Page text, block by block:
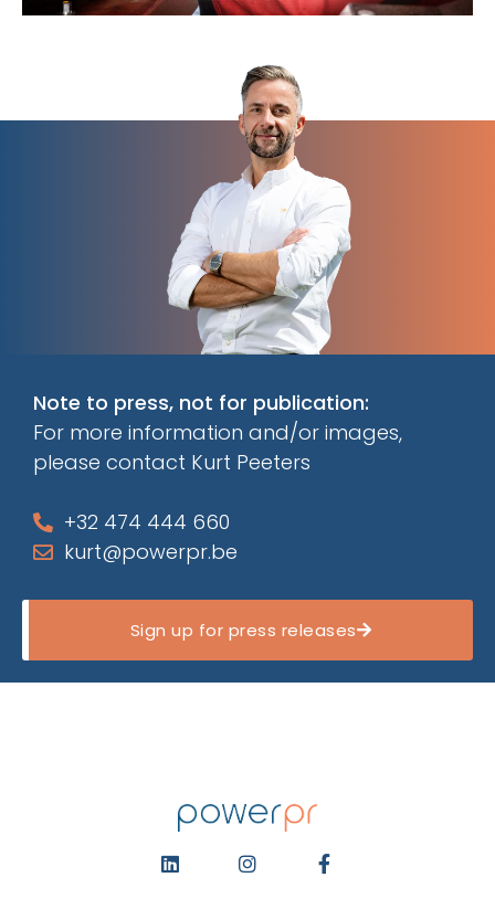
Note to press, not for publication:
For more information and/or images,
please contact Kurt Peeters
+32 474 444 660
kurt@powerpr.be
Sign up for press releases